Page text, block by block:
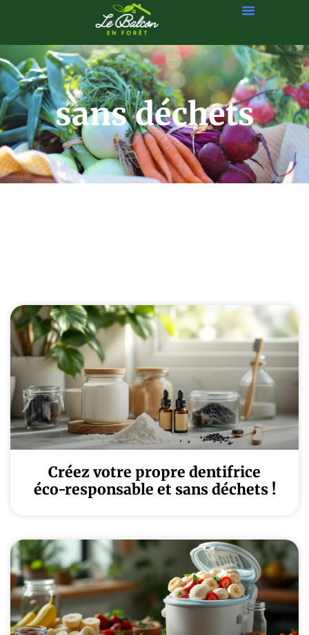
sans déchets
Créez votre propre dentifrice
éco-responsable et sans déchets !